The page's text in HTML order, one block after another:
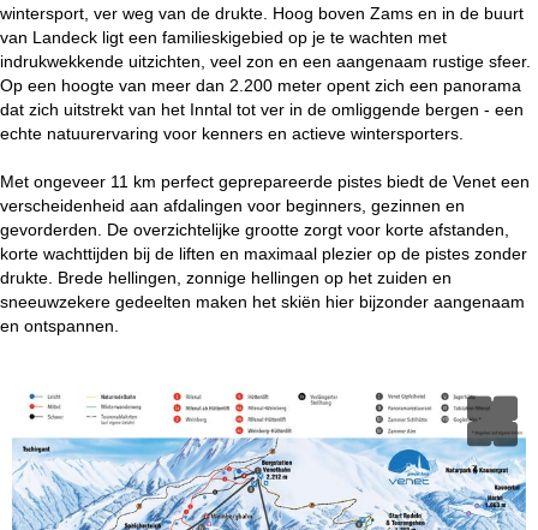
wintersport, ver weg van de drukte. Hoog boven Zams en in de buurt
van Landeck ligt een familieskigebied op je te wachten met
indrukwekkende uitzichten, veel zon en een aangenaam rustige sfeer.
Op een hoogte van meer dan 2.200 meter opent zich een panorama
dat zich uitstrekt van het Inntal tot ver in de omliggende bergen - een
echte natuurervaring voor kenners en actieve wintersporters.
Met ongeveer 11 km perfect geprepareerde pistes biedt de Venet een
verscheidenheid aan afdalingen voor beginners, gezinnen en
gevorderden. De overzichtelijke grootte zorgt voor korte afstanden,
korte wachttijden bij de liften en maximaal plezier op de pistes zonder
drukte. Brede hellingen, zonnige hellingen op het zuiden en
sneeuwzekere gedeelten maken het skiën hier bijzonder aangenaam
en ontspannen.